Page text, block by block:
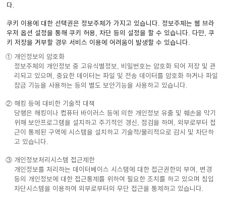
다.
쿠키 이용에 대한 선택권은 정보주체가 가지고 있습니다. 정보주체는 웹 브라
우저 옵션 설정을 통해 쿠키 허용, 차단 등의 설정을 할 수 있습니다. 다만, 쿠
키 저장을 거부할 경우 서비스 이용에 어려움이 발생할 수 있습니다.
① 개인정보의 암호화
정보주체의 개인정보 중 고유식별정보, 비밀번호는 암호화 되어 저장 및 관
리되고 있으며, 중요한 데이터는 파일 및 전송 데이터를 암호화 하거나 파일
잠금 기능을 사용하는 등의 별도 보안기능을 사용하고 있습니다.
② 해킹 등에 대비한 기술적 대책
당행은 해킹이나 컴퓨터 바이러스 등에 의한 개인정보 유출 및 훼손을 막기
위해 보안프로그램을 설치하고 주기적인 갱신, 점검을 하며, 외부로부터 접
근이 통제된 구역에 시스템을 설치하고 기술적/물리적으로 감시 및 차단하
고 있습니다.
③ 개인정보처리시스템 접근제한
개인정보를 처리하는 데이터베이스 시스템에 대한 접근권한의 부여, 변경
등의 개인정보에 대한 접근통제를 위하여 필요한 조치를 하고 있으며 침입
차단시스템을 이용하여 외부로부터의 무단 접근을 통제하고 있습니다.